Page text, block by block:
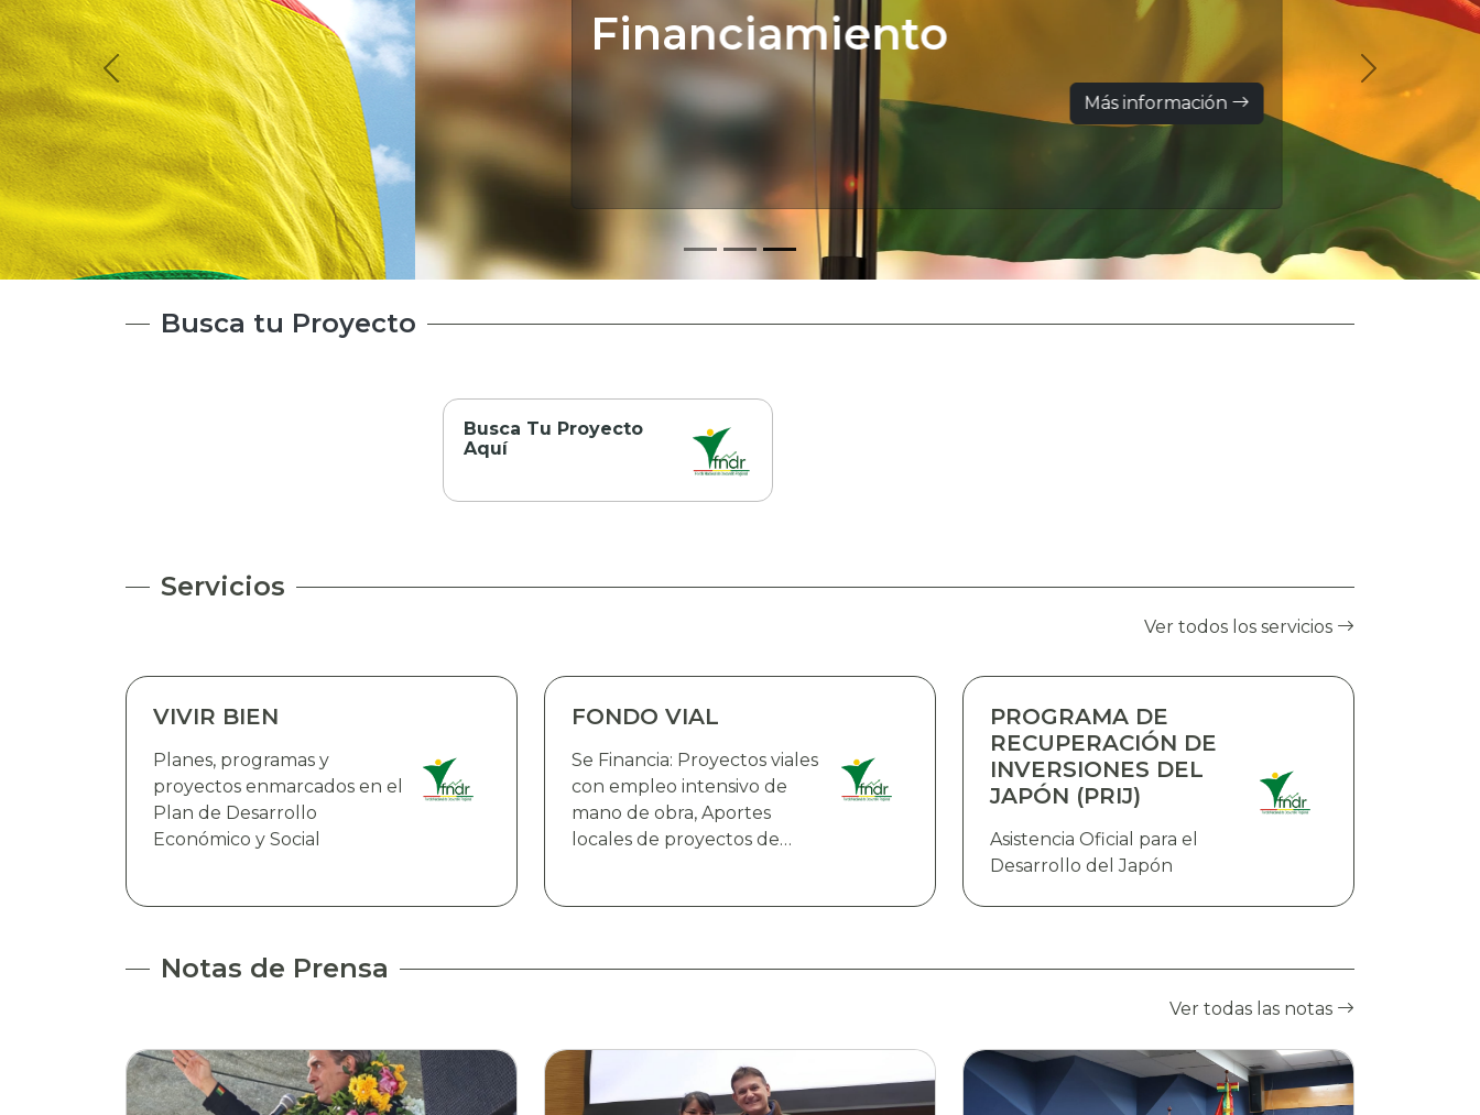
Financiamiento
Más información
Busca tu Proyecto
Busca Tu Proyecto
Aquí
Servicios
Ver todos los servicios
VIVIR BIEN
Planes, programas y
proyectos enmarcados en el
Plan de Desarrollo
Económico y Social
FONDO VIAL
Se Financia: Proyectos viales
con empleo intensivo de
mano de obra, Aportes
locales de proyectos de
externo,Proyectos de
Infraestructura
aeroportuaria y
equipamiento, Adquisición
PROGRAMA DE
RECUPERACIÓN DE
INVERSIONES DEL
JAPÓN (PRIJ)
Asistencia Oficial para el
Desarrollo del Japón
Notas de Prensa
Ver todas las notas